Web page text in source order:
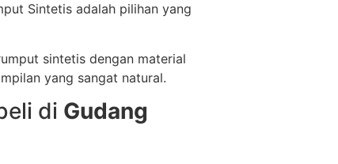
Sintetis adalah pilihan yang
sintetis dengan material
yang sangat natural.
di Gudang